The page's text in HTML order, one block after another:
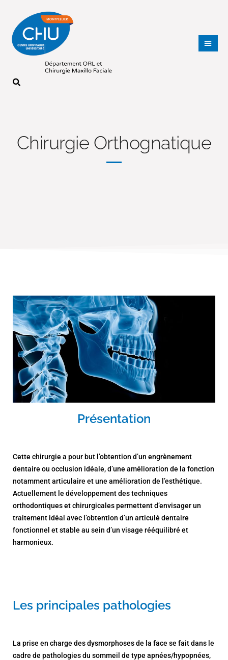
Chirurgie Orthognatique
Présentation
Cette chirurgie a pour but l’obtention d’un engrènement
dentaire ou occlusion idéale, d’une amélioration de la fonction
notamment articulaire et une amélioration de l’esthétique.
Actuellement le développement des techniques
orthodontiques et chirurgicales permettent d’envisager un
traitement idéal avec l’obtention d’un articulé dentaire
fonctionnel et stable au sein d’un visage rééquilibré et
harmonieux.
Les principales pathologies
La prise en charge des dysmorphoses de la face se fait dans le
cadre de pathologies du sommeil de type apnées/hypopnées,